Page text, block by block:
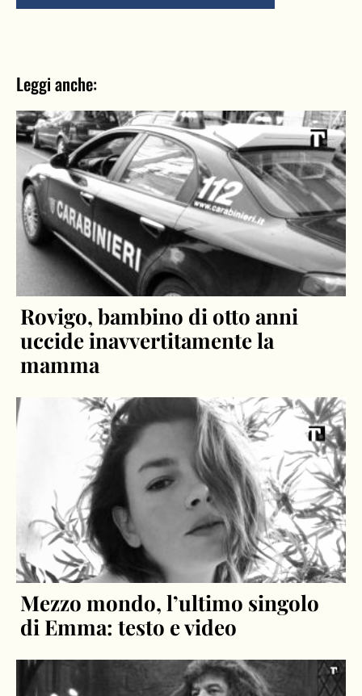
Leggi anche:
Rovigo, bambino di otto anni
uccide inavvertitamente la
mamma
Mezzo mondo, l’ultimo singolo
di Emma: testo e video